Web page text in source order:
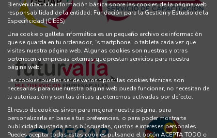
Bienvenida/o a la información básica sobre las cookies de la página web
responsabilidad de la entidad: Fundación para la Gestión y Estudio de la
Especificidad (CIEES)
Una cookie o galleta informática es un pequeño archivo de información
que se guarda en tu ordenador, “smartphone” o tableta cada vez que
visitas nuestra página web. Algunas cookies son nuestras y otras
pertenecen a empresas externas que prestan servicios para nuestra
página web.
Las cookies pueden ser de varios tipos: las cookies técnicas son
necesarias para que nuestra página web pueda funcionar, no necesitan de
tu autorización y son las únicas que tenemos activadas por defecto.
El resto de cookies sirven para mejorar nuestra página, para
personalizarla en base a tus preferencias, o para poder mostrarte
publicidad ajustada a tus búsquedas, gustos e intereses personales.
Puedes aceptar todas estas cookies pulsando el botón ACEPTA TODO o